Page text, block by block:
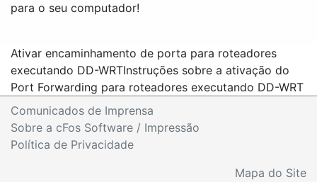
para o seu computador!
Ativar encaminhamento de porta para roteadores
executando DD-WRTInstruções sobre a ativação do
Port Forwarding para roteadores executando DD-WRT
Comunicados de Imprensa
Sobre a cFos Software / Impressão
Política de Privacidade
Mapa do Site